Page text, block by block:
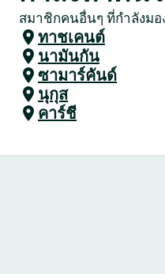
สมาชิกคนอื่นๆ ที่กำลังม
ทาชเคนต์
นามันกัน
ซามาร์คันด์
นุกุส
คาร์ชี